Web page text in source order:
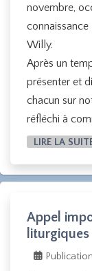
novembre,
connaissance
Willy.
Après un
présenter et
chacun sur
réfléchi à
LIRE LA
Appel
liturgiques